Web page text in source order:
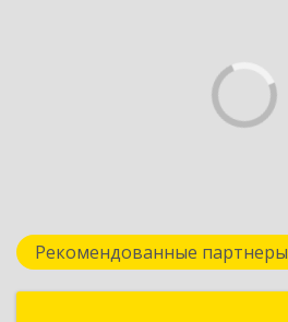
Рекомендованные партнеры